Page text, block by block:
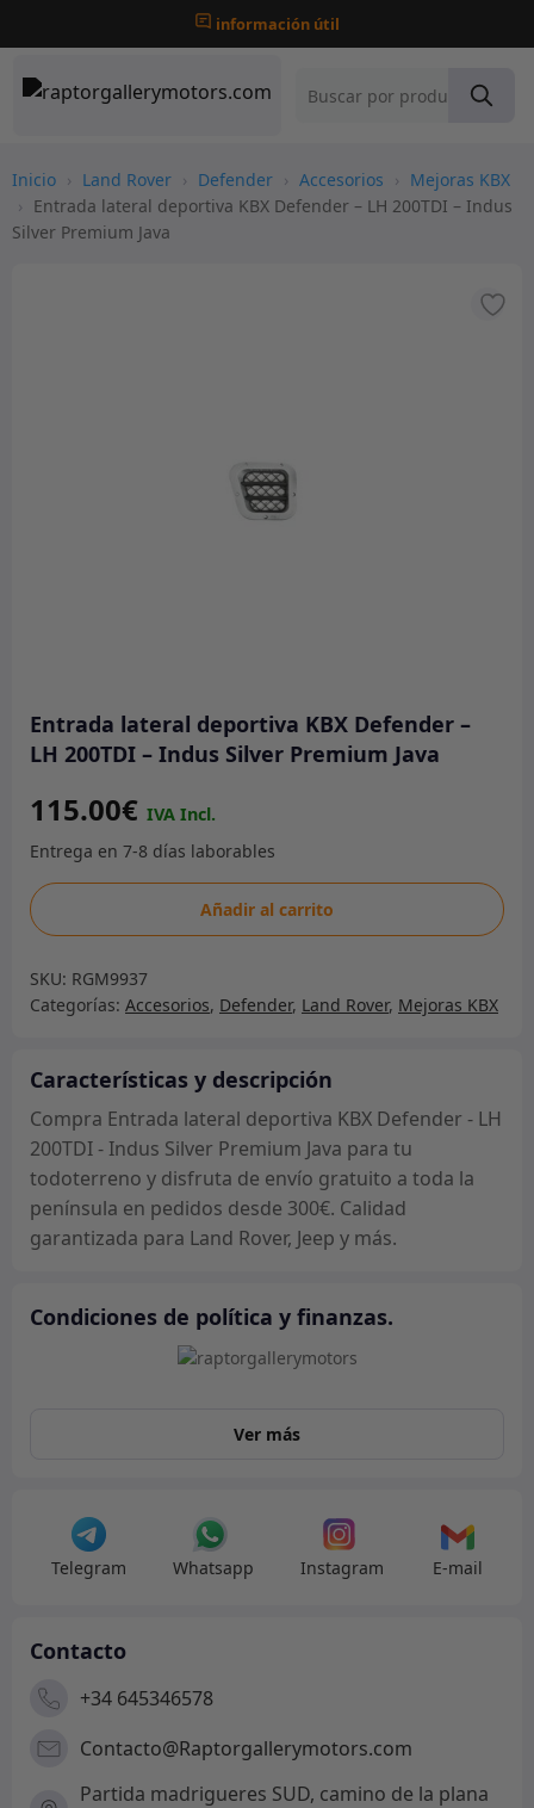
información útil
Inicio › Land Rover › Defender › Accesorios › Mejoras KBX
› Entrada lateral deportiva KBX Defender – LH 200TDI – Indus
Silver Premium Java
Entrada lateral deportiva KBX Defender –
LH 200TDI – Indus Silver Premium Java
115.00€
Entrada
lateral
KBX
Defender
LH
Indus
Silver
Premium
Java
Añadir al carrito
SKU: RGM9937
Categorías: Accesorios, Defender, Land Rover, Mejoras KBX
Características y descripción
Compra Entrada lateral deportiva KBX Defender - LH
200TDI - Indus Silver Premium Java para tu
todoterreno y disfruta de envío gratuito a toda la
península en pedidos desde 300€. Calidad
garantizada para Land Rover, Jeep y más.
Condiciones de política y finanzas.
Ver más
Telegram Whatsapp Instagram E-mail
Contacto
+34 645346578
Contacto@Raptorgallerymotors.com
Partida madrigueres SUD, camino de la plana